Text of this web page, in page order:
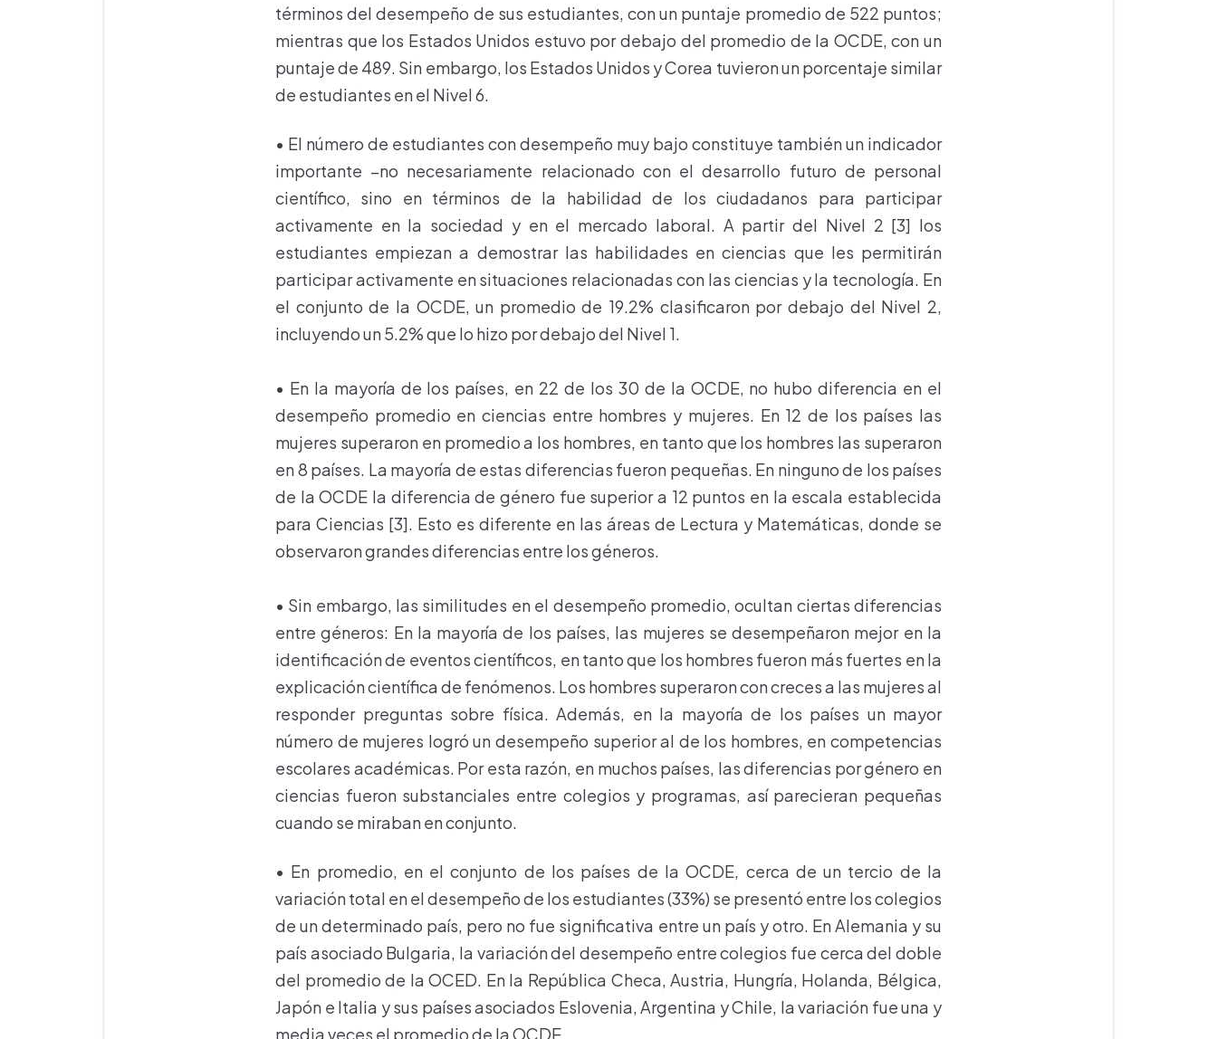
términos del desempeño de sus estudiantes, con un puntaje promedio de 522 puntos;
mientras que los Estados Unidos estuvo por debajo del promedio de la OCDE, con un
puntaje de 489. Sin embargo, los Estados Unidos y Corea tuvieron un porcentaje similar
de estudiantes en el Nivel 6.
• El número de estudiantes con desempeño muy bajo constituye también un indicador
importante –no necesariamente relacionado con el desarrollo futuro de personal
científico, sino en términos de la habilidad de los ciudadanos para participar
activamente en la sociedad y en el mercado laboral. A partir del Nivel 2 [3] los
estudiantes empiezan a demostrar las habilidades en ciencias que les permitirán
participar activamente en situaciones relacionadas con las ciencias y la tecnología. En
el conjunto de la OCDE, un promedio de 19.2% clasificaron por debajo del Nivel 2,
incluyendo un 5.2% que lo hizo por debajo del Nivel 1.
• En la mayoría de los países, en 22 de los 30 de la OCDE, no hubo diferencia en el
desempeño promedio en ciencias entre hombres y mujeres. En 12 de los países las
mujeres superaron en promedio a los hombres, en tanto que los hombres las superaron
en 8 países. La mayoría de estas diferencias fueron pequeñas. En ninguno de los países
de la OCDE la diferencia de género fue superior a 12 puntos en la escala establecida
para Ciencias [3]. Esto es diferente en las áreas de Lectura y Matemáticas, donde se
observaron grandes diferencias entre los géneros.
• Sin embargo, las similitudes en el desempeño promedio, ocultan ciertas diferencias
entre géneros: En la mayoría de los países, las mujeres se desempeñaron mejor en la
identificación de eventos científicos, en tanto que los hombres fueron más fuertes en la
explicación científica de fenómenos. Los hombres superaron con creces a las mujeres al
responder preguntas sobre física. Además, en la mayoría de los países un mayor
número de mujeres logró un desempeño superior al de los hombres, en competencias
escolares académicas. Por esta razón, en muchos países, las diferencias por género en
ciencias fueron substanciales entre colegios y programas, así parecieran pequeñas
cuando se miraban en conjunto.
• En promedio, en el conjunto de los países de la OCDE, cerca de un tercio de la
variación total en el desempeño de los estudiantes (33%) se presentó entre los colegios
de un determinado país, pero no fue significativa entre un país y otro. En Alemania y su
país asociado Bulgaria, la variación del desempeño entre colegios fue cerca del doble
del promedio de la OCED. En la República Checa, Austria, Hungría, Holanda, Bélgica,
Japón e Italia y sus países asociados Eslovenia, Argentina y Chile, la variación fue una y
media veces el promedio de la OCDE.